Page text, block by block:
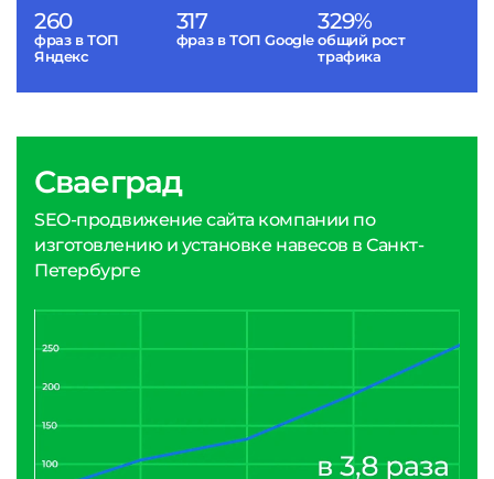
260
фраз в ТОП
Яндекс
317
фраз в ТОП Google
329%
общий рост
трафика
Сваеград
SEO-продвижение сайта компании по
изготовлению и установке навесов в Санкт-
Петербурге